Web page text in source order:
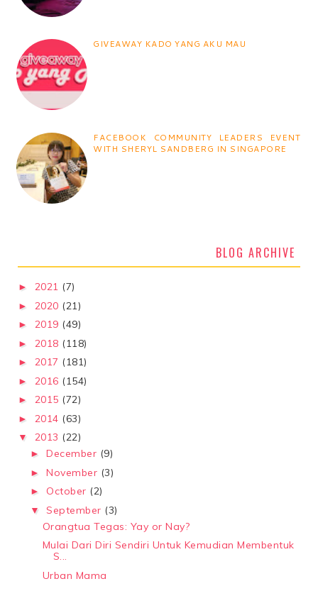
GIVEAWAY KADO YANG AKU MAU
FACEBOOK COMMUNITY LEADERS EVENT
WITH SHERYL SANDBERG IN SINGAPORE
BLOG ARCHIVE
► 2021 (7)
► 2020 (21)
► 2019 (49)
► 2018 (118)
► 2017 (181)
► 2016 (154)
► 2015 (72)
► 2014 (63)
▼ 2013 (22)
►December (9)
►November (3)
► October (2)
▼September (3)
Orangtua Tegas: Yay or Nay?
Mulai Dari Diri Sendiri Untuk Kemudian Membentuk
S...
Urban Mama